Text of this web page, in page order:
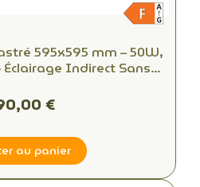
595x595 mm – 50W,
Éclairage Indirect Sans
€
au panier